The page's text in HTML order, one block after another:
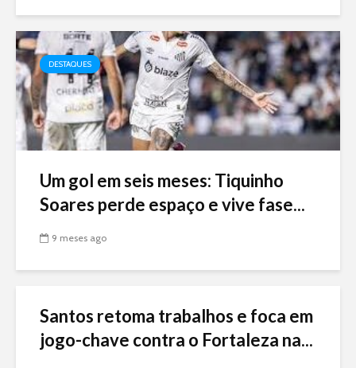
DESTAQUES
Um gol em seis meses: Tiquinho
Soares perde espaço e vive fase...
9 meses ago
Santos retoma trabalhos e foca em
jogo-chave contra o Fortaleza na...